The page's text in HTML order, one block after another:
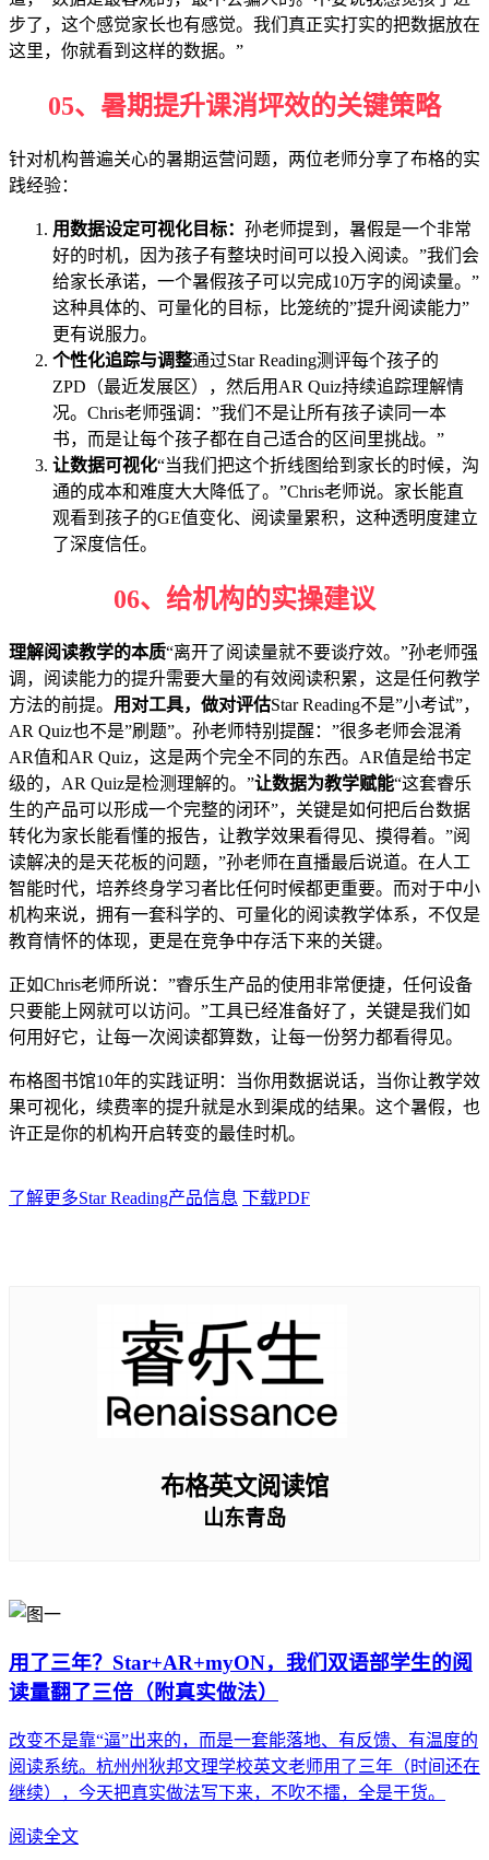
步了，这个感觉家长也有感觉。我们真正实打实的把数据放在
这里，你就看到这样的数据。”
05、 暑期提升课消坪效的关键策略
针对机构普遍关心的暑期运营问题，两位老师分享了布格的实
践经验：
用数据设定可视化目标： 孙老师提到，暑假是一个非常
好的时机，因为孩子有整块时间可以投入阅读。”我们会
给家长承诺，一个暑假孩子可以完成10万字的阅读量。”
这种具体的、可量化的目标，比笼统的”提升阅读能力”
更有说服力。
个性化追踪与调整通过Star Reading测评每个孩子的
ZPD（最近发展区），然后用AR Quiz持续追踪理解情
况。Chris老师强调：”我们不是让所有孩子读同一本
书，而是让每个孩子都在自己适合的区间里挑战。”
让数据可视化“当我们把这个折线图给到家长的时候，沟
通的成本和难度大大降低了。”Chris老师说。家长能直
观看到孩子的GE值变化、阅读量累积，这种透明度建立
了深度信任。
06、 给机构的实操建议
理解阅读教学的本质“离开了阅读量就不要谈疗效。”孙老师强
调，阅读能力的提升需要大量的有效阅读积累，这是任何教学
方法的前提。 用对工具，做对评估Star Reading不是”小考试”，
AR Quiz也不是”刷题”。孙老师特别提醒：”很多老师会混淆
AR值和AR Quiz，这是两个完全不同的东西。AR值是给书定
级的，AR Quiz是检测理解的。”让数据为教学赋能“这套睿乐
生的产品可以形成一个完整的闭环”，关键是如何把后台数据
转化为家长能看懂的报告，让教学效果看得见、摸得着。”阅
读解决的是天花板的问题，”孙老师在直播最后说道。在人工
智能时代，培养终身学习者比任何时候都更重要。而对于中小
机构来说，拥有一套科学的、可量化的阅读教学体系，不仅是
教育情怀的体现，更是在竞争中存活下来的关键。
正如Chris老师所说：”睿乐生产品的使用非常便捷，任何设备
只要能上网就可以访问。”工具已经准备好了，关键是我们如
何用好它，让每一次阅读都算数，让每一份努力都看得见。
布格图书馆10年的实践证明：当你用数据说话，当你让教学效
果可视化，续费率的提升就是水到渠成的结果。这个暑假，也
许正是你的机构开启转变的最佳时机。
了解更多Star Reading产品信息 下载PDF
布格英文阅读馆
山东青岛
用了三年？Star+AR+myON，我们双语部学生的阅
读量翻了三倍（附真实做法）
改变不是靠“逼”出来的，而是一套能落地、有反馈、有温度的
阅读系统。杭州州狄邦文理学校英文老师用了三年（时间还在
继续），今天把真实做法写下来，不吹不擂，全是干货。
阅读全文